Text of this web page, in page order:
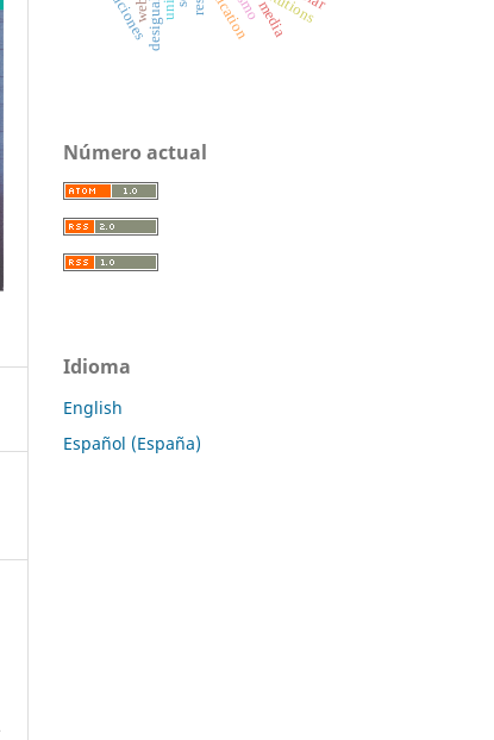
media
Número actual
Idioma
English
Español (España)